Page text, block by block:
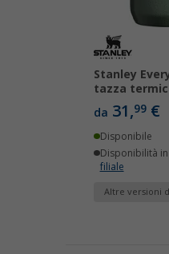
Stanley
tazza
da 31,99 €
Disponibile
Disponibilità in
filiale
Altre versioni